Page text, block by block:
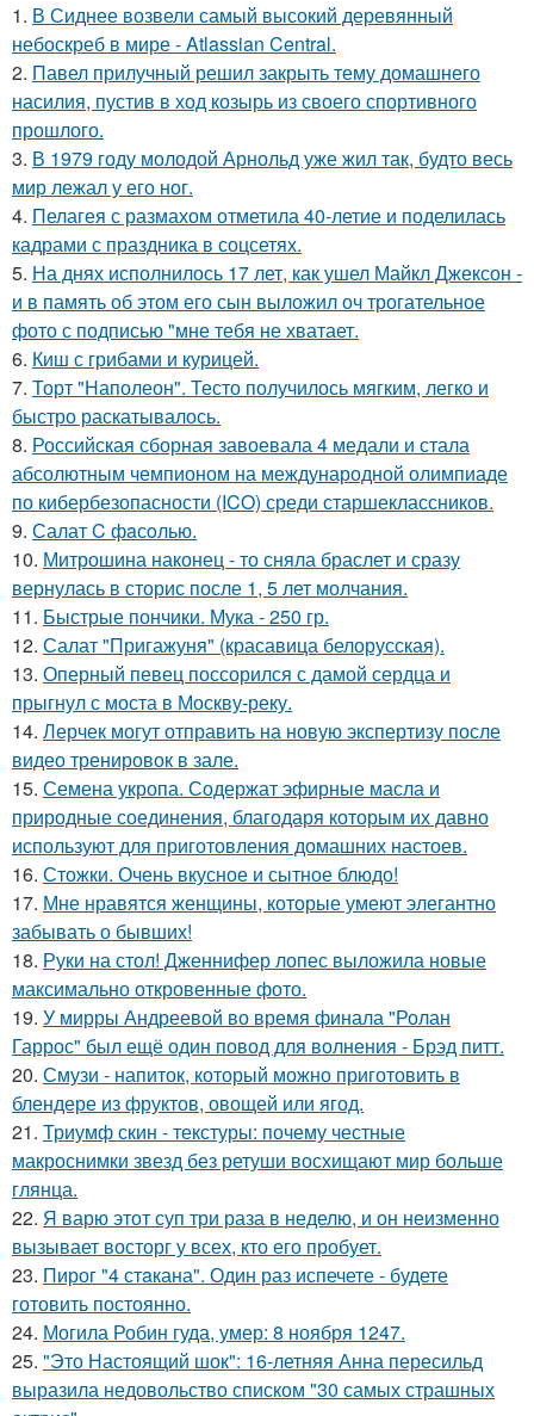
1. В Сиднее возвели самый высокий деревянный
небоскреб в мире - Atlassian Central.
2. Павел прилучный решил закрыть тему домашнего
насилия, пустив в ход козырь из своего спортивного
прошлого.
3. В 1979 году молодой Арнольд уже жил так, будто весь
мир лежал у его ног.
4. Пелагея с размахом отметила 40-летие и поделилась
кадрами с праздника в соцсетях.
5. На днях исполнилось 17 лет, как ушел Майкл Джексон -
и в память об этом его сын выложил оч трогательное
фото с подписью "мне тебя не хватает.
6. Киш с грибами и курицей.
7. Торт "Наполеон". Тесто получилось мягким, легко и
быстро раскатывалось.
8. Российская сборная завоевала 4 медали и стала
абсолютным чемпионом на международной олимпиаде
по кибербезопасности (ICO) среди старшеклассников.
9. Салат C фaсoлью.
10. Митрошина наконец - то сняла браслет и сразу
вернулась в сторис после 1, 5 лет молчания.
11. Быстрые пончики. Мука - 250 гр.
12. Салат "Пригажуня" (красавица белорусская).
13. Оперный певец поссорился с дамой сердца и
прыгнул с моста в Москву-реку.
14. Лерчек могут отправить на новую экспертизу после
видео тренировок в зале.
15. Семена укропа. Содержат эфирные масла и
природные соединения, благодаря которым их давно
используют для приготовления домашних настоев.
16. Стожки. Очень вкусное и сытное блюдо!
17. Мне нравятся женщины, которые умеют элегантно
забывать о бывших!
18. Руки на стол! Дженнифер лопес выложила новые
максимально откровенные фото.
19. У мирры Андреевой во время финала "Ролан
Гаррос" был ещё один повод для волнения - Брэд питт.
20. Смузи - напиток, который можно приготовить в
блендере из фруктов, овощей или ягод.
21. Триумф скин - текстуры: почему честные
макроснимки звезд без ретуши восхищают мир больше
глянца.
22. Я варю этот суп три раза в неделю, и он неизменно
вызывает восторг у всех, кто его пробует.
23. Пирог "4 стaкана". Один раз испечете - будете
готовить постоянно.
24. Могила Робин гуда, умер: 8 ноября 1247.
25. "Это Настоящий шок": 16-летняя Анна пересильд
выразила недовольство списком "30 самых страшных